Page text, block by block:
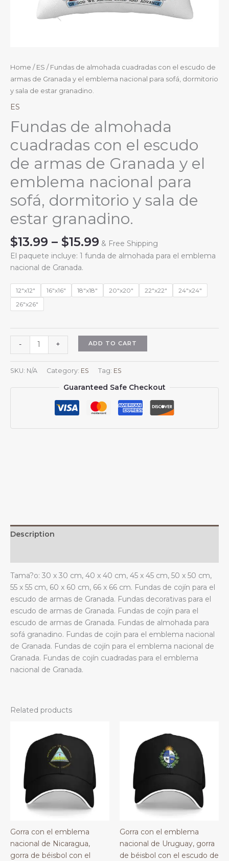
Home / ES / Fundas de almohada cuadradas con el escudo de
armas de Granada y el emblema nacional para sofá, dormitorio
y sala de estar granadino.
ES
Fundas de almohada
cuadradas con el escudo
de armas de Granada y el
emblema nacional para
sofá, dormitorio y sala de
estar granadino.
$13.99 – $15.99 Price
range:
$15.99
& Free Shipping
El paquete incluye: 1 funda de almohada para el emblema
nacional de Granada.
12"x12" 16"x16" 18"x18" 20"x20" 22"x22"
24"x24"
26"x26"
-
de
almohada
cuadradas
con
sofá,
dormitorio
sala
de
estar
granadino.
quantity
+ ADD TO CART
SKU: N/A Category: ES Tag: ES
Guaranteed Safe Checkout
Description
Tama?o: 30 x 30 cm, 40 x 40 cm, 45 x 45 cm, 50 x 50 cm,
55 x 55 cm, 60 x 60 cm, 66 x 66 cm. Fundas de cojín para el
escudo de armas de Granada. Fundas decorativas para el
escudo de armas de Granada. Fundas de cojín para el
escudo de armas de Granada. Fundas de almohada para
sofá granadino. Fundas de cojín para el emblema nacional
de Granada. Fundas de cojín para el emblema nacional de
Granada. Fundas de cojín cuadradas para el emblema
nacional de Granada.
Related products
Gorra con el emblema
nacional de Nicaragua,
gorra de béisbol con el
Gorra con el emblema
nacional de Uruguay, gorra
de béisbol con el escudo de